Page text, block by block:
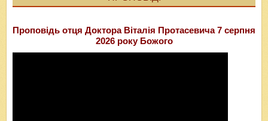
Проповідь отця Доктора Віталія Протасевича 7 серпня
2026 року Божого